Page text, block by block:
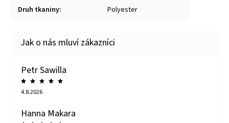
Druh tkaniny: Polyester
Petr Sawilla
4.8.2026
Hanna Makara